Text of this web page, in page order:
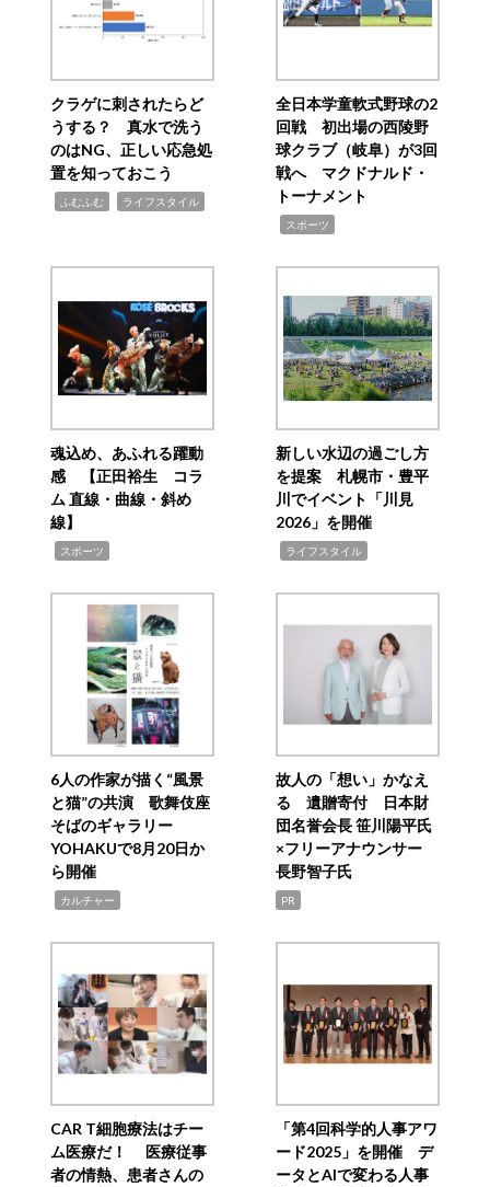
クラゲに刺されたらど
うする？ 真水で洗う
のはNG、正しい応急処
置を知っておこう
ふむふむ ライフスタイル
全日本学童軟式野球の2
回戦 初出場の西陵野
球クラブ（岐阜）が3回
戦へ マクドナルド・
トーナメント
スポーツ
魂込め、あふれる躍動
感 【正田裕生 コラ
ム 直線・曲線・斜め
線】
スポーツ
新しい水辺の過ごし方
を提案 札幌市・豊平
川でイベント「川見
2026」を開催
ライフスタイル
6人の作家が描く“風景
と猫”の共演 歌舞伎座
そばのギャラリー
YOHAKUで8月20日か
ら開催
カルチャー
故人の「想い」かなえ
る 遺贈寄付 日本財
団名誉会長 笹川陽平氏
×フリーアナウンサー
長野智子氏
PR
CAR T細胞療法はチー
ム医療だ！ 医療従事
者の情熱、患者さんの
「第4回科学的人事アワ
ード2025」を開催 デ
ータとAIで変わる人事